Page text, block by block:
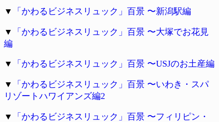
▼ 「かわるビジネスリュック」百景 〜新潟駅編
▼
「かわるビジネスリュック」百景 〜大塚でお花見
編
▼ 「かわるビジネスリュック」百景 〜USJのお土産編
▼
「かわるビジネスリュック」百景 〜いわき・スパ
リゾートハワイアンズ編2
▼
「かわるビジネスリュック」百景 〜フィリピン・